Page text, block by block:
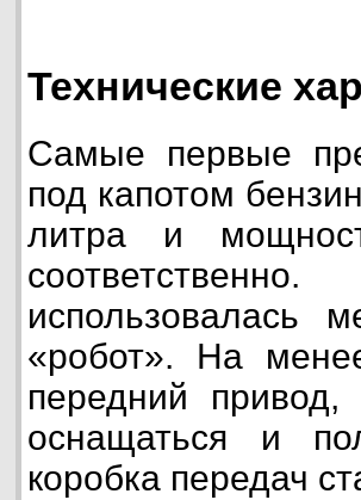
Технические
Самые первые
под капотом
литра и
использовалась
«робот». На
передний
оснащаться и
коробка передач